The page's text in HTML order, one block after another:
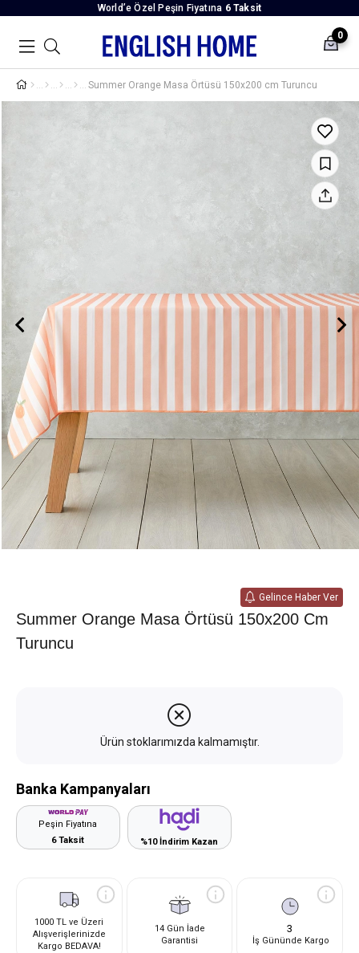
World’e Özel Peşin Fiyatına 6 Taksit
0
Summer Orange Masa Örtüsü 150x200 cm Turuncu
Gelince Haber Ver
Summer Orange Masa Örtüsü 150x200 Cm
Turuncu
Ürün stoklarımızda kalmamıştır.
Banka Kampanyaları
Peşin Fiyatına
6 Taksit
%10 İndirim Kazan
1000 TL ve Üzeri
Alışverişlerinizde
Kargo BEDAVA!
14 Gün İade
Garantisi
3
İş Gününde Kargo